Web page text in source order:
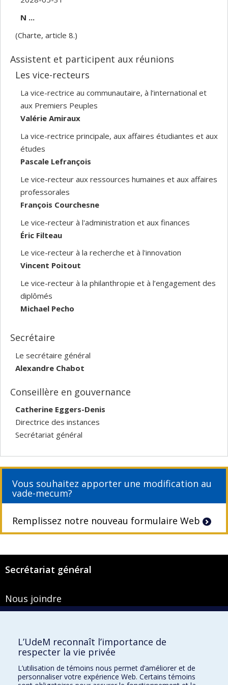
N ...
(Charte, article 8.)
Assistent et participent aux réunions
Les vice-recteurs
La vice-rectrice au communautaire, à l’international et
aux Premiers Peuples
Valérie Amiraux
La vice-rectrice principale, aux affaires étudiantes et aux
études
Pascale Lefrançois
Le vice-recteur aux ressources humaines et aux affaires
professorales
François Courchesne
Le vice-recteur à l'administration et aux finances
Éric Filteau
Le vice-recteur à la recherche et à l'innovation
Vincent Poitout
Le vice-recteur à la philanthropie et à l’engagement des
diplômés
Michael Pecho
Secrétaire
Le secrétaire général
Alexandre Chabot
Conseillère en gouvernance
Catherine Eggers-Denis
Directrice des instances
Secrétariat général
Vous souhaitez apporter une modification au
vade-mecum?
Remplissez notre nouveau formulaire Web
Secrétariat général
Nous joindre
Montréal (Québec) H3T 1J4
Courriel :secretariat-general@umontreal.ca
Admission
L’UdeM reconnaît l’importance de
respecter la vie privée
L’utilisation de témoins nous permet d’améliorer et de
personnaliser votre expérience Web. Certains témoins